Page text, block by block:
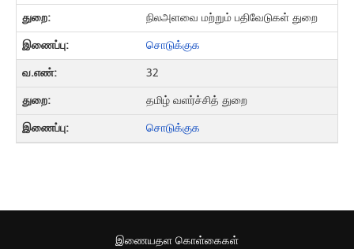
நிலஅளவை மற்றும் பதிவேடுகள் துறை
சொடுக்குக
32
தமிழ் வளர்ச்சித் துறை
சொடுக்குக
இணையதள கொள்கைகள்